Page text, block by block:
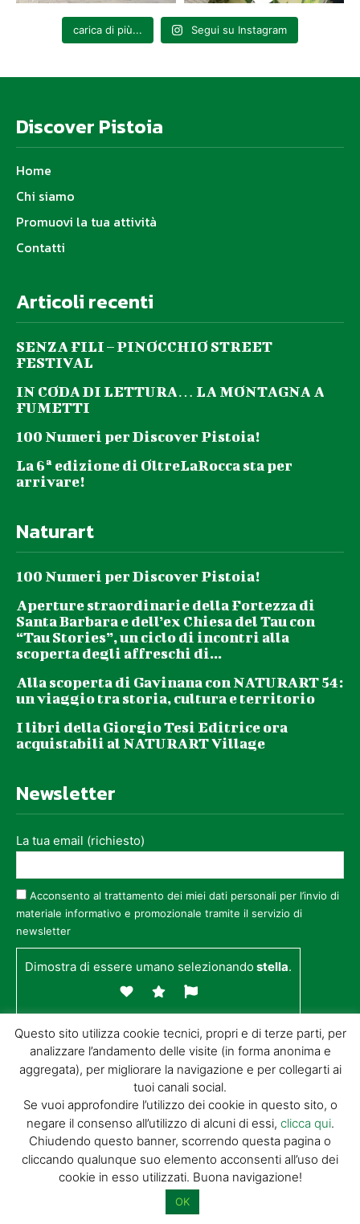
carica di più... Segui su Instagram
Discover Pistoia
Home
Chi siamo
Promuovi la tua attività
Contatti
Articoli recenti
SENZA FILI – PINOCCHIO STREET
FESTIVAL
IN CODA DI LETTURA… LA MONTAGNA A
FUMETTI
100 Numeri per Discover Pistoia!
La 6ª edizione di OltreLaRocca sta per
arrivare!
Naturart
100 Numeri per Discover Pistoia!
Aperture straordinarie della Fortezza di
Santa Barbara e dell’ex Chiesa del Tau con
“Tau Stories”, un ciclo di incontri alla
scoperta degli affreschi di...
Alla scoperta di Gavinana con NATURART 54:
un viaggio tra storia, cultura e territorio
I libri della Giorgio Tesi Editrice ora
acquistabili al NATURART Village
Newsletter
La tua email (richiesto)
Acconsento al trattamento dei miei dati personali per l’invio di
materiale informativo e promozionale tramite il servizio di
newsletter
Dimostra di essere umano selezionandostella.
© GIORGIO TESI EDITRICE S.R.L. | P.IVA
01732650476 | VIA DI BADIA 14 – 51100 LOC.
BOTTEGONE (PISTOIA) |POWERED BY
ALLYMIND
Cookie Policy
di vendita|Site Map
Questo sito utilizza cookie tecnici, propri e di terze parti, per
analizzare l’andamento delle visite (in forma anonima e
aggregata), per migliorare la navigazione e per collegarti ai
tuoi canali social.
Se vuoi approfondire l’utilizzo dei cookie in questo sito, o
negare il consenso all’utilizzo di alcuni di essi, clicca qui.
Chiudendo questo banner, scorrendo questa pagina o
cliccando qualunque suo elemento acconsenti all’uso dei
cookie in esso utilizzati. Buona navigazione!
OK